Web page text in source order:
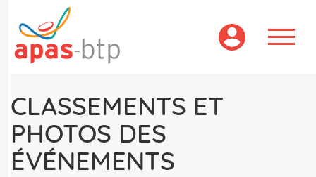
contenu
principal
CLASSEMENTS ET
PHOTOS DES
ÉVÉNEMENTS